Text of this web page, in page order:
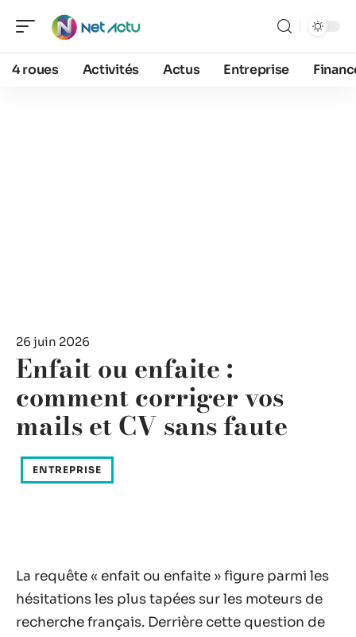
4 roues Activités Actus Entreprise
26 juin 2026
Enfait ou enfaite :
comment corriger vos
mails et CV sans faute
ENTREPRISE
La requête « enfait ou enfaite » figure parmi les
hésitations les plus tapées sur les moteurs de
recherche français. Derrière cette question de